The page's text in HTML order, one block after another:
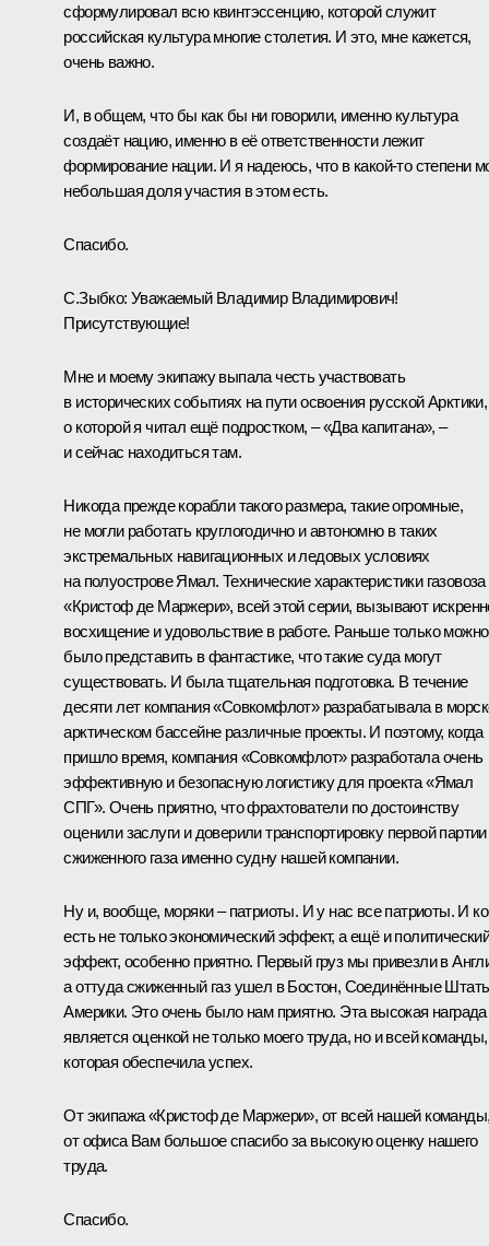
сформулировал всю квинтэссенцию, которой служит
российская культура многие столетия. И это, мне кажется,
очень важно.
И, в общем, что бы как бы ни говорили, именно культура
создаёт нацию, именно в её ответственности лежит
формирование нации. И я надеюсь, что в какой‑то степени
небольшая доля участия в этом есть.
Спасибо.
С.Зыбко: Уважаемый Владимир Владимирович!
Присутствующие!
Мне и моему экипажу выпала честь участвовать
в исторических событиях на пути освоения русской Арктики,
о которой я читал ещё подростком, – «Два капитана», –
и сейчас находиться там.
Никогда прежде корабли такого размера, такие огромные,
не могли работать круглогодично и автономно в таких
экстремальных навигационных и ледовых условиях
на полуострове Ямал. Технические характеристики газовоза
«Кристоф де Маржери», всей этой серии, вызывают
восхищение и удовольствие в работе. Раньше только можно
было представить в фантастике, что такие суда могут
существовать. И была тщательная подготовка. В течение
десяти лет компания «Совкомфлот» разрабатывала в
арктическом бассейне различные проекты. И поэтому, когда
пришло время, компания «Совкомфлот» разработала очень
эффективную и безопасную логистику для проекта «Ямал
СПГ». Очень приятно, что фрахтователи по достоинству
оценили заслуги и доверили транспортировку первой партии
сжиженного газа именно судну нашей компании.
Ну и, вообще, моряки – патриоты. И у нас все патриоты. И
есть не только экономический эффект, а ещё и
эффект, особенно приятно. Первый груз мы привезли в
а оттуда сжиженный газ ушел в Бостон, Соединённые
Америки. Это очень было нам приятно. Эта высокая награда
является оценкой не только моего труда, но и всей команды,
которая обеспечила успех.
От экипажа «Кристоф де Маржери», от всей нашей
от офиса Вам большое спасибо за высокую оценку нашего
труда.
Спасибо.